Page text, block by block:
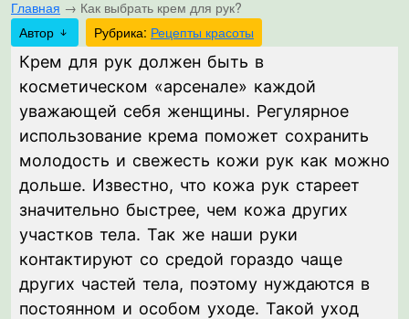
Главная → Как выбрать крем для рук?
Автор
Рубрика: Рецепты красоты
Крем для рук должен быть в
косметическом «арсенале» каждой
уважающей себя женщины. Регулярное
использование крема поможет сохранить
молодость и свежесть кожи рук как можно
дольше. Известно, что кожа рук стареет
значительно быстрее, чем кожа других
участков тела. Так же наши руки
контактируют со средой гораздо чаще
других частей тела, поэтому нуждаются в
постоянном и особом уходе. Такой уход